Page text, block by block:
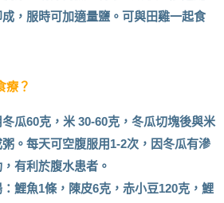
，服時可加適量鹽。可與田雞一起食
療？
冬瓜60克，米 30-60克，冬瓜切塊後與米
粥。每天可空腹服用1-2次，因冬瓜有滲
有利於腹水患者。
鯉魚1條，陳皮6克，赤小豆120克，鯉